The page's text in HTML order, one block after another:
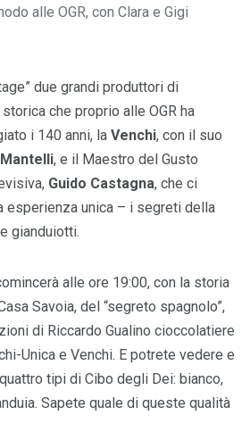
alle OGR, con Clara e Gigi
due grandi produttori di
che proprio alle OGR ha
i 140 anni, la Venchi, con il suo
, e il Maestro del Gusto
Guido Castagna, che ci
esperienza unica – i segreti della
gianduiotti.
alle ore 19:00, con la storia
Savoia, del “segreto spagnolo”,
di Riccardo Gualino cioccolatiere
Unica e Venchi. E potrete vedere e
tipi di Cibo degli Dei: bianco,
Sapete quale di queste qualità